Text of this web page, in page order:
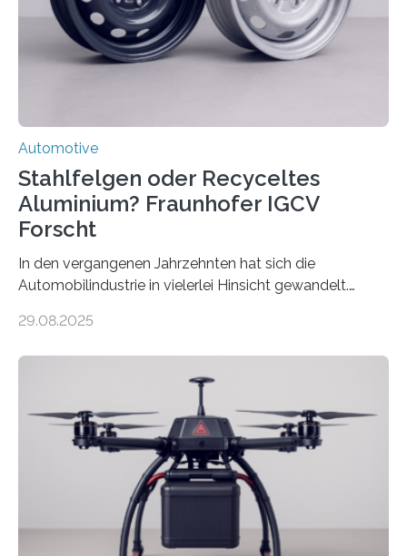
Automotive
Stahlfelgen oder Recyceltes
Aluminium? Fraunhofer IGCV
Forscht
In den vergangenen Jahrzehnten hat sich die
Automobilindustrie in vielerlei Hinsicht gewandelt.
hat Aluminium aufgrund seiner Leichtigkeit und
auch grundlegende Fragen betreffend Nachhaltigkeit
und Ressourcennutzung auf. Insbesondere die
Herstellung von Aluminium ist sehr energieintensiv und
verursacht erhebliche CO2-Emissionen, verglichen mit
Rohstahl sogar das zehnfache. Forschende des
Fraunhofer-Instituts für Gießerei-, Composite- und
Verarbeitungstechnik IGCV wollen…
29.08.2025